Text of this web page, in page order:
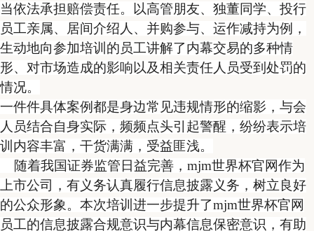
当依法承担赔偿责任。以高管朋友、独董同学、投行
员工亲属、居间介绍人、并购参与、运作减持为例，
生动地向参加培训的员工讲解了内幕交易的多种情
形、对市场造成的影响以及相关责任人员受到处罚的
情况。
一件件具体案例都是身边常见违规情形的缩影，与会
人员结合自身实际，频频点头引起警醒，纷纷表示培
训内容丰富，干货满满，受益匪浅。
随着我国证券监管日益完善，mjm世界杯官网作为
上市公司，有义务认真履行信息披露义务，树立良好
的公众形象。本次培训进一步提升了mjm世界杯官网
员工的信息披露合规意识与内幕信息保密意识，有助